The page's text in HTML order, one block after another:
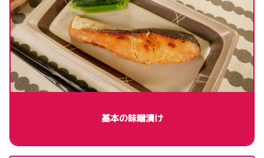
基本の味噌漬け